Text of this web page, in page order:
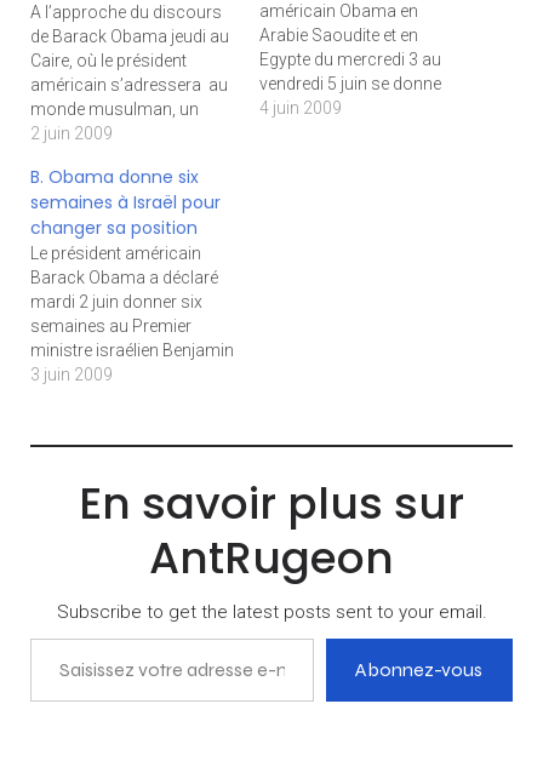
A l’approche du discours
de Barack Obama jeudi au
Caire, où le président
américain s’adressera au
monde musulman, un
sondage pourrait
américain dans sa
stratégie de main tendue à
une région que son
prédécesseur avait pour le
moins irrité. Selon un
sondage de l’institut
américain Gallup, la…
2 juin 2009
américain Obama en
Arabie Saoudite et en
Egypte du mercredi 3 au
vendredi 5 juin se donne
clairement pour objectif de
4 juin 2009
B. Obama donne six
semaines à Israël pour
changer sa position
Le président américain
Barack Obama a déclaré
mardi 2 juin donner six
semaines au Premier
ministre israélien Benjamin
Netanyahou pour définir
constructions israéliennes
principe de deux Etats
[israélien et palestinien]. Le
président américain désire
en effet présenter un plan…
3 juin 2009
En savoir plus sur
AntRugeon
Subscribe to get the latest posts sent to your email.
Saisissez votre adresse e-mail…
Abonnez-vous